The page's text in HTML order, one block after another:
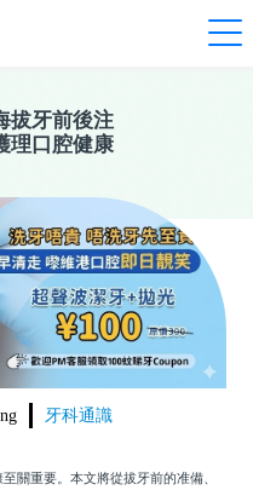
拔牙前後注
理口腔健康
牙科通識
重要。本文將從拔牙前的准備、